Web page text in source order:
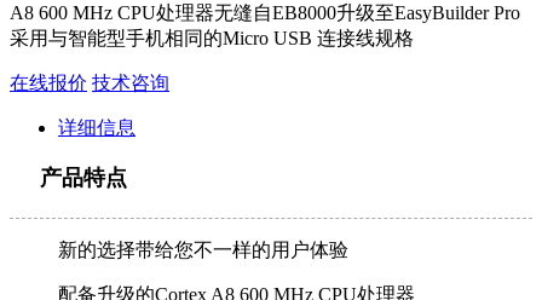
A8 600 MHz CPU处理器无缝自EB8000升级至EasyBuilder Pro
采用与智能型手机相同的Micro USB 连接线规格
在线报价 技术咨询
详细信息
产品特点
新的选择带给您不一样的用户体验
配备升级的Cortex A8 600 MHz CPU处理器